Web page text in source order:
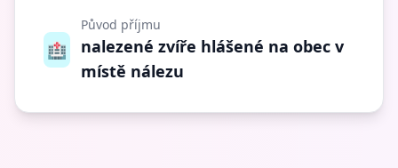
🏥
Původ příjmu
nalezené zvíře hlášené na obec v
místě nálezu